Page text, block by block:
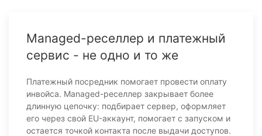
Managed-реселлер и платежный
сервис - не одно и то же
Платежный посредник помогает провести оплату
инвойса. Managed-реселлер закрывает более
длинную цепочку: подбирает сервер, оформляет
его через свой EU-аккаунт, помогает с запуском и
остается точкой контакта после выдачи доступов.